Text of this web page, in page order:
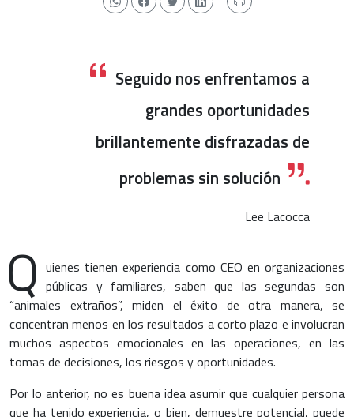
Seguido nos enfrentamos a
grandes oportunidades
brillantemente disfrazadas de
problemas sin solución
Lee Lacocca
Q uienes tienen experiencia como CEO en organizaciones
públicas y familiares, saben que las segundas son
“animales extraños”, miden el éxito de otra manera, se
concentran menos en los resultados a corto plazo e involucran
muchos aspectos emocionales en las operaciones, en las
tomas de decisiones, los riesgos y oportunidades.
Por lo anterior, no es buena idea asumir que cualquier persona
que ha tenido experiencia, o bien, demuestre potencial, puede